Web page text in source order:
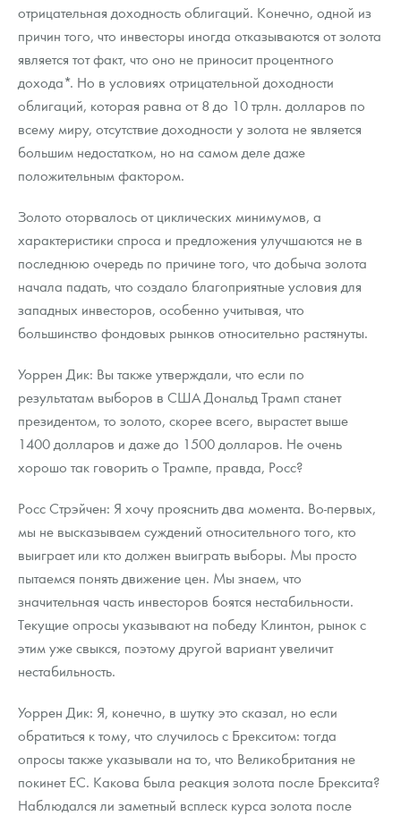
отрицательная доходность облигаций. Конечно, одной из
причин того, что инвесторы иногда отказываются от золота
является тот факт, что оно не приносит процентного
дохода*. Но в условиях отрицательной доходности
облигаций, которая равна от 8 до 10 трлн. долларов по
всему миру, отсутствие доходности у золота не является
большим недостатком, но на самом деле даже
положительным фактором.
Золото оторвалось от циклических минимумов, а
характеристики спроса и предложения улучшаются не в
последнюю очередь по причине того, что добыча золота
начала падать, что создало благоприятные условия для
западных инвесторов, особенно учитывая, что
большинство фондовых рынков относительно растянуты.
Уоррен Дик: Вы также утверждали, что если по
результатам выборов в США Дональд Трамп станет
президентом, то золото, скорее всего, вырастет выше
1400 долларов и даже до 1500 долларов. Не очень
хорошо так говорить о Трампе, правда, Росс?
Росс Стрэйчен: Я хочу прояснить два момента. Во-первых,
мы не высказываем суждений относительного того, кто
выиграет или кто должен выиграть выборы. Мы просто
пытаемся понять движение цен. Мы знаем, что
значительная часть инвесторов боятся нестабильности.
Текущие опросы указывают на победу Клинтон, рынок с
этим уже свыкся, поэтому другой вариант увеличит
нестабильность.
Уоррен Дик: Я, конечно, в шутку это сказал, но если
обратиться к тому, что случилось с Брекситом: тогда
опросы также указывали на то, что Великобритания не
покинет ЕС. Какова была реакция золота после Брексита?
Наблюдался ли заметный всплеск курса золота после